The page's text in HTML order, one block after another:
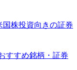
株投資向きの証券
すすめ銘柄・証券